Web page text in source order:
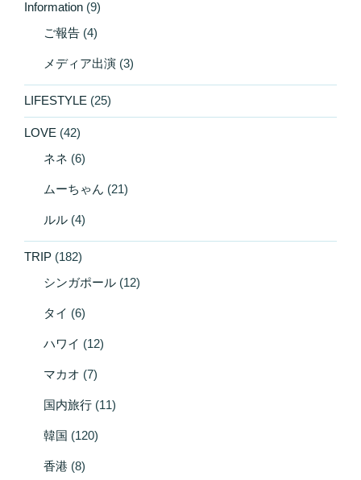
Information (9)
ご報告 (4)
メディア出演 (3)
LIFESTYLE (25)
LOVE (42)
ネネ (6)
ムーちゃん (21)
ルル (4)
TRIP (182)
シンガポール (12)
タイ (6)
ハワイ (12)
マカオ (7)
国内旅行 (11)
韓国 (120)
香港 (8)